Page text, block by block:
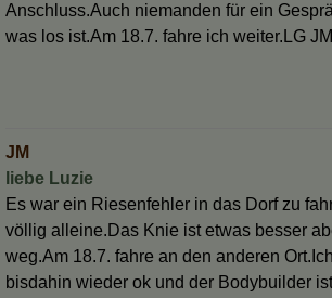
Anschluss.Auch niemanden für ein
was los ist.Am 18.7. fahre ich weiter.LG JM
JM
liebe Luzie
Es war ein Riesenfehler in das Dorf zu
völlig alleine.Das Knie ist etwas besser
weg.Am 18.7. fahre an den anderen
bisdahin wieder ok und der Bodybuilder